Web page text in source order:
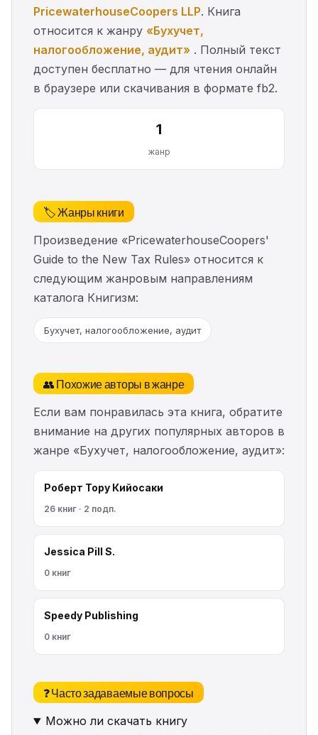
PricewaterhouseCoopers LLP. Книга
относится к жанру «Бухучет,
налогообложение, аудит» . Полный текст
доступен бесплатно — для чтения онлайн
в браузере или скачивания в формате fb2.
1
жанр
🏷️ Жанры книги
Произведение «PricewaterhouseCoopers'
Guide to the New Tax Rules» относится к
следующим жанровым направлениям
каталога Книгизм:
Бухучет, налогообложение, аудит
👥 Похожие авторы в жанре
Если вам понравилась эта книга, обратите
внимание на других популярных авторов в
жанре «Бухучет, налогообложение, аудит»:
Роберт Тору Кийосаки
26 книг · 2 подп.
Jessica Pill S.
0 книг
Speedy Publishing
0 книг
❓ Часто задаваемые вопросы
Можно ли скачать книгу